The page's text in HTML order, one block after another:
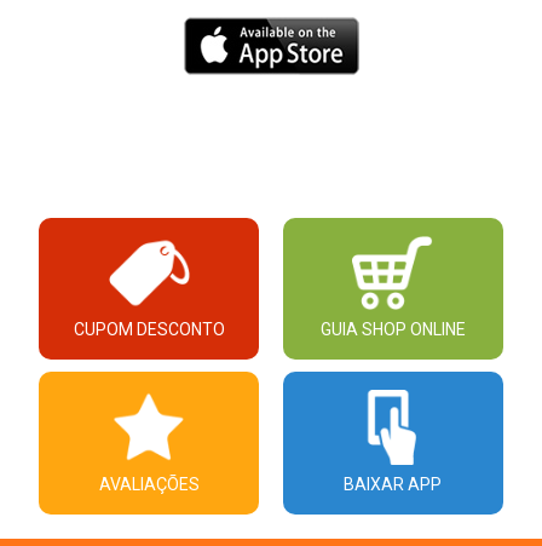
CUPOM DESCONTO GUIA SHOP ONLINE
AVALIAÇÕES BAIXAR APP